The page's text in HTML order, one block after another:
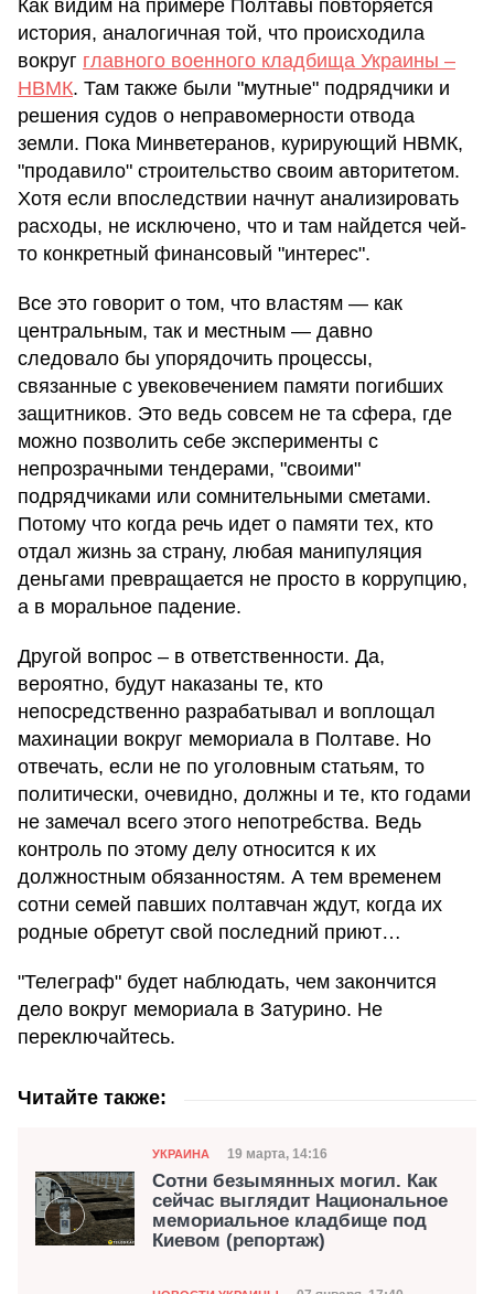
Как видим на примере Полтавы повторяется
история, аналогичная той, что происходила
вокруг главного военного кладбища Украины –
НВМК. Там также были "мутные" подрядчики и
решения судов о неправомерности отвода
земли. Пока Минветеранов, курирующий НВМК,
"продавило" строительство своим авторитетом.
Хотя если впоследствии начнут анализировать
расходы, не исключено, что и там найдется чей-
то конкретный финансовый "интерес".
Все это говорит о том, что властям — как
центральным, так и местным — давно
следовало бы упорядочить процессы,
связанные с увековечением памяти погибших
защитников. Это ведь совсем не та сфера, где
можно позволить себе эксперименты с
непрозрачными тендерами, "своими"
подрядчиками или сомнительными сметами.
Потому что когда речь идет о памяти тех, кто
отдал жизнь за страну, любая манипуляция
деньгами превращается не просто в коррупцию,
а в моральное падение.
Другой вопрос – в ответственности. Да,
вероятно, будут наказаны те, кто
непосредственно разрабатывал и воплощал
махинации вокруг мемориала в Полтаве. Но
отвечать, если не по уголовным статьям, то
политически, очевидно, должны и те, кто годами
не замечал всего этого непотребства. Ведь
контроль по этому делу относится к их
должностным обязанностям. А тем временем
сотни семей павших полтавчан ждут, когда их
родные обретут свой последний приют…
"Телеграф" будет наблюдать, чем закончится
дело вокруг мемориала в Затурино. Не
переключайтесь.
Читайте также:
Категория
УКРАИНА Дата публикации
19 марта, 14:16
Сотни безымянных могил. Как
сейчас выглядит Национальное
мемориальное кладбище под
Киевом (репортаж)